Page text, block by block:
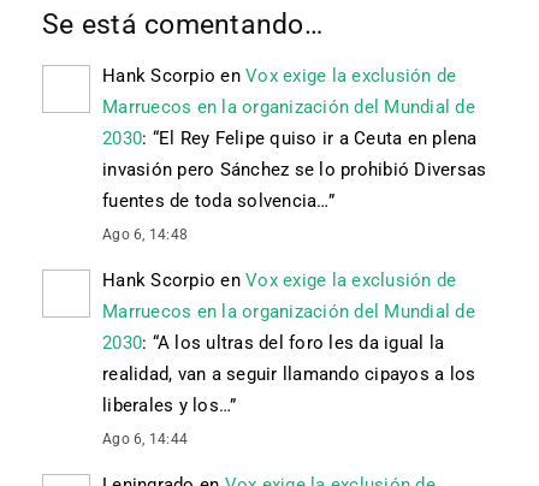
Se está comentando…
Hank Scorpio en Vox exige la exclusión de
Marruecos en la organización del Mundial de
2030: “El Rey Felipe quiso ir a Ceuta en plena
invasión pero Sánchez se lo prohibió Diversas
fuentes de toda solvencia…”
Ago 6, 14:48
Hank Scorpio en Vox exige la exclusión de
Marruecos en la organización del Mundial de
2030: “A los ultras del foro les da igual la
realidad, van a seguir llamando cipayos a los
liberales y los…”
Ago 6, 14:44